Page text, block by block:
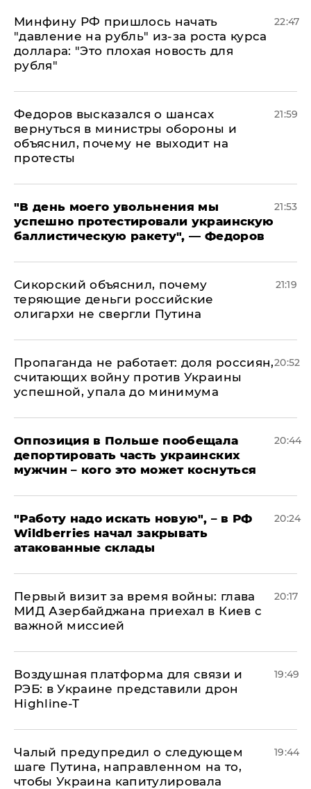
Минфину РФ пришлось начать
"давление на рубль" из-за роста курса
доллара: "Это плохая новость для
рубля"
22:47
Федоров высказался о шансах
вернуться в министры обороны и
объяснил, почему не выходит на
протесты
21:59
​"В день моего увольнения мы
успешно протестировали украинскую
баллистическую ракету", — Федоров
21:53
Сикорский объяснил, почему
теряющие деньги российские
олигархи не свергли Путина
21:19
​Пропаганда не работает: доля россиян,
считающих войну против Украины
успешной, упала до минимума
20:52
Оппозиция в Польше пообещала
депортировать часть украинских
мужчин – кого это может коснуться
20:44
"Работу надо искать новую", – в РФ
Wildberries начал закрывать
атакованные склады
20:24
Первый визит за время войны: глава
МИД Азербайджана приехал в Киев с
важной миссией
20:17
Воздушная платформа для связи и
РЭБ: в Украине представили дрон
Highline-T
19:49
Чалый предупредил о следующем
шаге Путина, направленном на то,
чтобы Украина капитулировала
19:44